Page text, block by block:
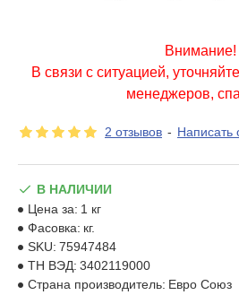
Внимание!
В связи с ситуацией,
менеджеров,
2 отзывов - Написать
В НАЛИЧИИ
Цена за: 1 кг
Фасовка: кг.
SKU: 75947484
ТН ВЭД: 3402119000
Страна производитель: Евро Союз